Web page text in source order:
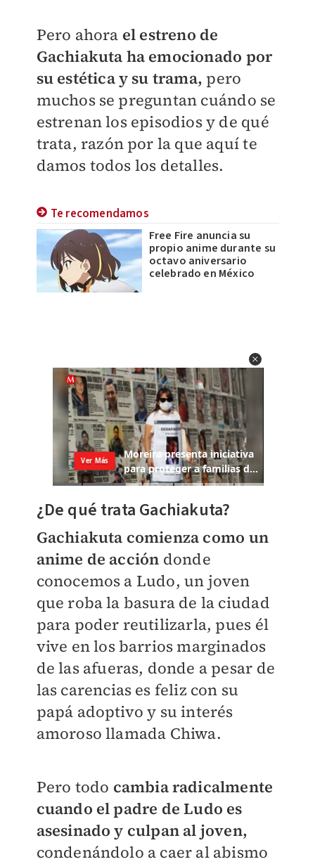
Pero ahora el estreno de
Gachiakuta ha emocionado por
su estética y su trama, pero
muchos se preguntan cuándo se
estrenan los episodios y de qué
trata, razón por la que aquí te
damos todos los detalles.
Te recomendamos
Free Fire anuncia su
propio anime durante su
octavo aniversario
celebrado en México
¿De qué trata Gachiakuta?
Gachiakuta comienza como un
anime de acción donde
conocemos a Ludo, un joven
que roba la basura de la ciudad
para poder reutilizarla, pues él
vive en los barrios marginados
de las afueras, donde a pesar de
las carencias es feliz con su
papá adoptivo y su interés
amoroso llamada Chiwa.
Pero todo cambia radicalmente
cuando el padre de Ludo es
asesinado y culpan al joven,
condenándolo a caer al abismo